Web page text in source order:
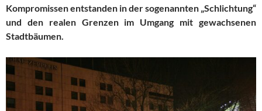
Kompromissen entstanden in der sogenannten „Schlichtung“
und den realen Grenzen im Umgang mit gewachsenen
Stadtbäumen.